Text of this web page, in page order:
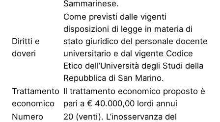
Sammarinese.
Diritti e
doveri
Come previsti dalle vigenti
disposizioni di legge in materia di
stato giuridico del personale docente
universitario e dal vigente Codice
Etico dell’Università degli Studi della
Repubblica di San Marino.
Trattamento
economico
Il trattamento economico proposto è
pari a € 40.000,00 lordi annui
Numero
20 (venti). L’inosservanza del